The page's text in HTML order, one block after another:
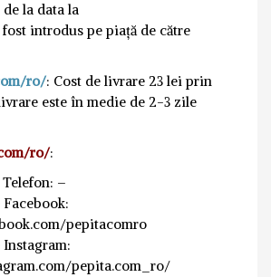
la data la
introdus pe piață de către
ro/: Cost de livrare 23 lei prin
este în medie de 2-3 zile
ro/:
–
pepitacomro
pepita.com_ro/